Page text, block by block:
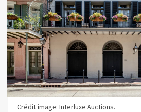
Crédit image: Interluxe Auctions.